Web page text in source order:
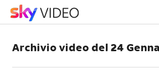
Archivio video del 24